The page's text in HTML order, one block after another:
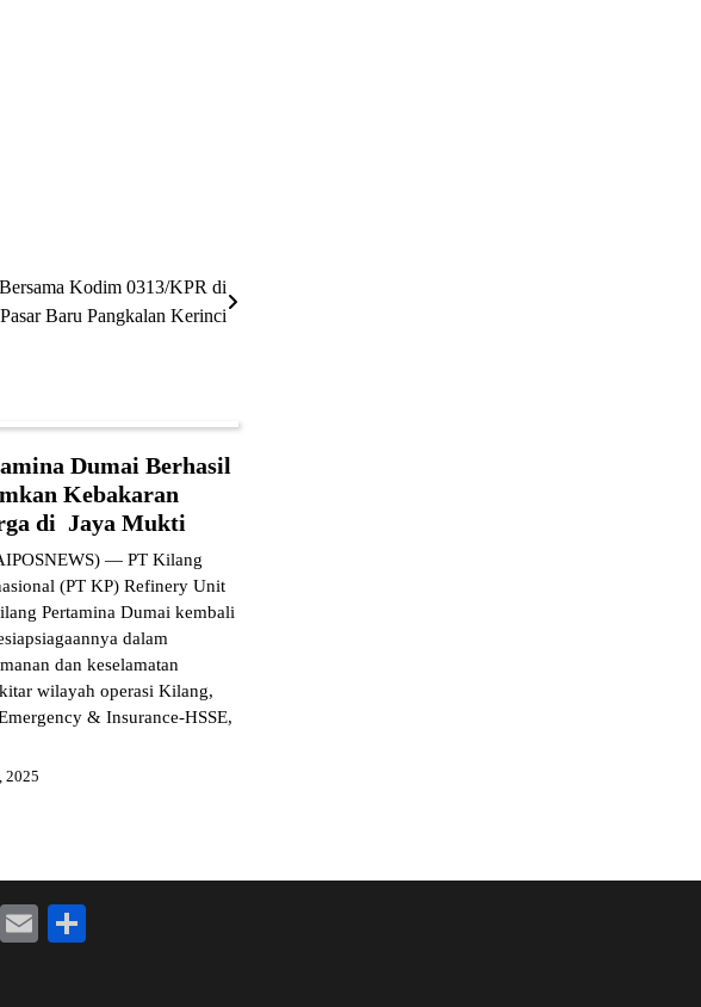
Kodim 0313/KPR di
Pasar Baru Pangkalan Kerinci
Dumai Berhasil
Kebakaran
di Jaya Mukti
— PT Kilang
(PT KP) Refinery Unit
Pertamina Dumai kembali
dalam
dan keselamatan
wilayah operasi Kilang,
& Insurance-HSSE,
2025
Facebook
Email